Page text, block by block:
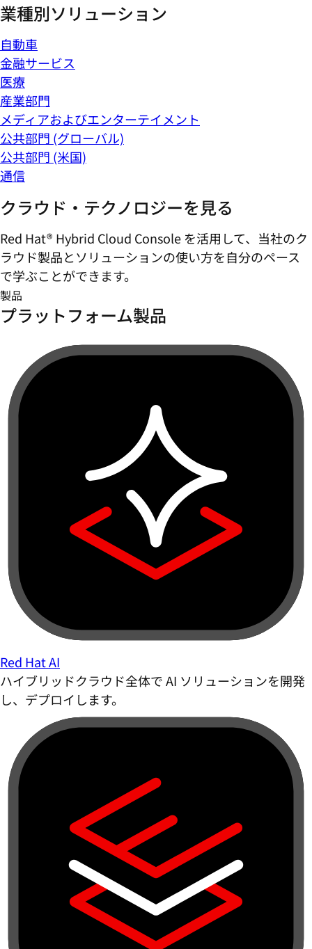
業種別ソリューション
自動車
金融サービス
医療
産業部門
メディアおよびエンターテイメント
公共部門 (グローバル)
公共部門 (米国)
通信
クラウド・テクノロジーを見る
Red Hat® Hybrid Cloud Console を活用して、当社のク
ラウド製品とソリューションの使い方を自分のペース
で学ぶことができます。
製品
プラットフォーム製品
Red Hat AI
ハイブリッドクラウド全体で AI ソリューションを開発
し、デプロイします。